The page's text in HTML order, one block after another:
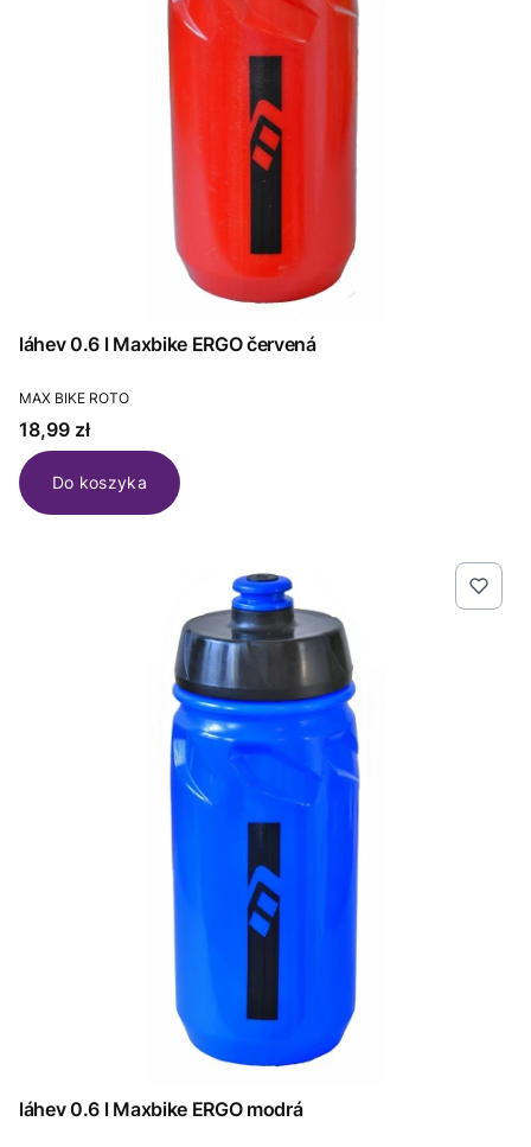
láhev 0.6 l Maxbike ERGO červená
PRODUCENT
MAX BIKE ROTO
Cena
18,99 zł
Do koszyka
láhev 0.6 l Maxbike ERGO modrá